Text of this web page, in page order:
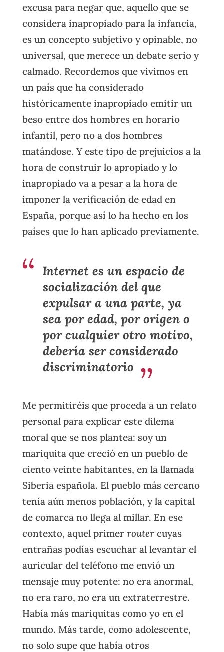
excusa para negar que, aquello que se
considera inapropiado para la infancia,
es un concepto subjetivo y opinable, no
universal, que merece un debate serio y
calmado. Recordemos que vivimos en
un país que ha considerado
históricamente inapropiado emitir un
beso entre dos hombres en horario
infantil, pero no a dos hombres
matándose. Y este tipo de prejuicios a la
hora de construir lo apropiado y lo
inapropiado va a pesar a la hora de
imponer la verificación de edad en
España, porque así lo ha hecho en los
países que lo han aplicado previamente.
Internet es un espacio de
socialización del que
expulsar a una parte, ya
sea por edad, por origen o
por cualquier otro motivo,
debería ser considerado
discriminatorio
Me permitiréis que proceda a un relato
personal para explicar este dilema
moral que se nos plantea: soy un
mariquita que creció en un pueblo de
ciento veinte habitantes, en la llamada
Siberia española. El pueblo más cercano
tenía aún menos población, y la capital
de comarca no llega al millar. En ese
contexto, aquel primer routercuyas
entrañas podías escuchar al levantar el
auricular del teléfono me envió un
mensaje muy potente: no era anormal,
no era raro, no era un extraterrestre.
Había más mariquitas como yo en el
mundo. Más tarde, como adolescente,
no solo supe que había otros